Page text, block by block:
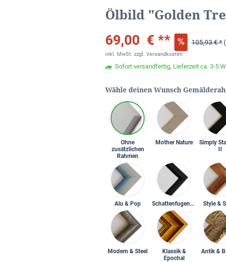
Ölbild "Golden
69,00 € ** 105,93 € *
inkl. MwSt. zzgl. Versandkosten
Sofort versandfertig, Lieferzeit ca. 3-5
Wähle deinen Wunsch
Ohne
zusätzlichen
Rahmen
Mother Nature
Simply
Alu & Pop Schattenfugenrahmen Style &
Modern & Steel
Klassik &
Epochal
Antik &